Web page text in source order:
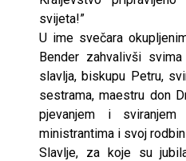
svijeta!”
U ime svečara
Bender zahvalivši
slavlja, biskupu Petru,
sestrama, maestru don
pjevanjem i
ministrantima i svoj
Slavlje, za koje su